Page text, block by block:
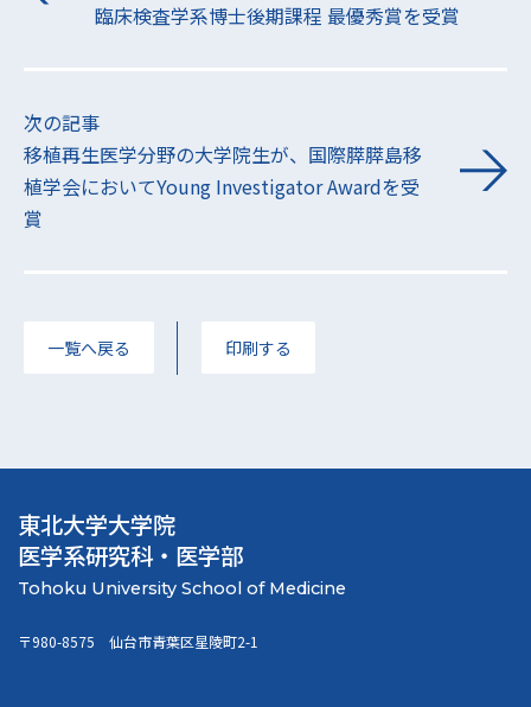
臨床検査学系博士後期課程 最優秀賞を受賞
次の記事
移植再生医学分野の大学院生が、国際膵膵島移
植学会においてYoung Investigator Awardを受
賞
一覧へ戻る 印刷する
東北大学大学院
医学系研究科・医学部
〒980-8575 仙台市青葉区星陵町2-1